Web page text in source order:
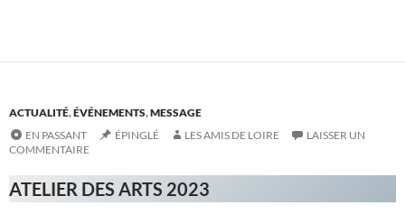
ACTUALITÉ,ÉVÉNEMENTS,MESSAGE
EN PASSANT
ÉPINGLÉ LES AMIS DE LOIRE
LAISSER UN
COMMENTAIRE
ATELIER DES ARTS 2023